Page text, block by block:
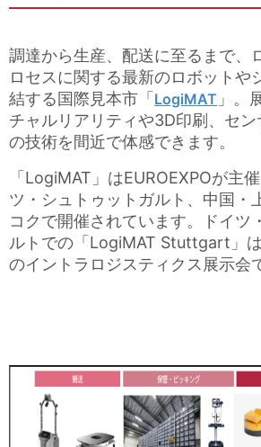
調達から生産、配送に至るまで、
ロセスに関する最新のロボットや
結する国際見本市「LogiMAT 」。
チャルリアリティや3D印刷、セ
の技術を間近で体感できます。
「LogiMAT」はEUROEXPOが主
ツ・シュトゥットガルト、中国・
コクで開催されています。ドイツ
ルトでの「LogiMAT Stuttgart」
のイントラロジスティクス展示会